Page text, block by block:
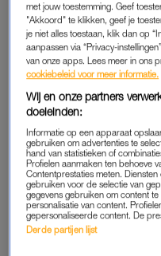
Kut. De buurman deed
eruit. Dat filmpje van die
zover botox het toelaat,
ene WhatsApp-smiley
hartslag 230 gris ik mijn
scrol door mijn berichten.
met jouw toestemming. Geef
"Akkoord" te klikken, geef je
je niet alles toestaan, klik dan op
aanpassen via “Privacy-
van onze apps. Lees meer in ons
cookiebeleid voor meer informatie.
Wij en onze partners
doeleinden:
Informatie op een apparaat
gebruiken om advertenties te
hand van statistieken of
Profielen aanmaken ten behoeve
Contentprestaties meten.
gebruiken voor de selectie van
gegevens gebruiken om content
personalisatie van content.
gepersonaliseerde content. De
Derde partijen lijst